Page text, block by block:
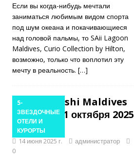
Maldives
запускает
крупнейшую
распродажу в
скидками до
бесплатными
Если вы когда-нибудь мечтали
заниматься любимым видом спорта
под шум океана и покачивающиеся
над головой пальмы, то SAii Lagoon
Maldives, Curio Collection by Hilton,
возможно, только что воплотил эту
мечту в реальность. […]
5-
ЗВЕЗДОЧНЫЕ
ОТЕЛИ И
КУРОРТЫ
Meyyafushi Maldives
откроется 1 октября 2025
года
14 июня 2025 г.
администратор
0